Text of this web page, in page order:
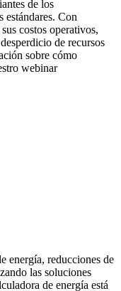
de los
estándares. Con
costos operativos,
de recursos
sobre cómo
webinar
energía, reducciones de
las soluciones
de energía está